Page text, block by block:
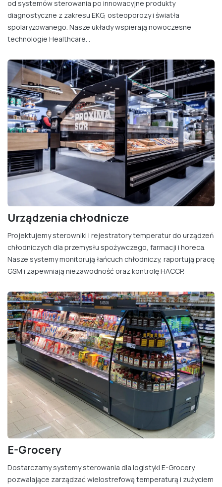
od systemów sterowania po innowacyjne produkty
diagnostyczne z zakresu EKG, osteoporozy i światła
spolaryzowanego. Nasze układy wspierają nowoczesne
technologie Healthcare. .
Urządzenia chłodnicze
Projektujemy sterowniki i rejestratory temperatur do urządzeń
chłodniczych dla przemysłu spożywczego, farmacji i horeca.
Nasze systemy monitorują łańcuch chłodniczy, raportują pracę
GSM i zapewniają niezawodność oraz kontrolę HACCP.
E-Grocery
Dostarczamy systemy sterowania dla logistyki E-Grocery,
pozwalające zarządzać wielostrefową temperaturą i zużyciem